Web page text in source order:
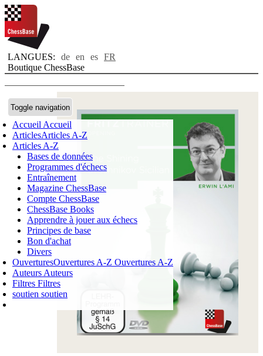
LANGUES: de en es FR
Boutique ChessBase
Toggle navigation
Accueil Accueil
ArticlesArticles A-Z
Articles A-Z
Bases de données
Programmes d'échecs
Entraînement
Magazine ChessBase
Compte ChessBase
ChessBase Books
Apprendre à jouer aux échecs
Principes de base
Bon d'achat
Divers
OuverturesOuvertures A-Z Ouvertures A-Z
Auteurs Auteurs
Filtres Filtres
soutien soutien
Login
PANIER D'ACHATS
0ARTICLE